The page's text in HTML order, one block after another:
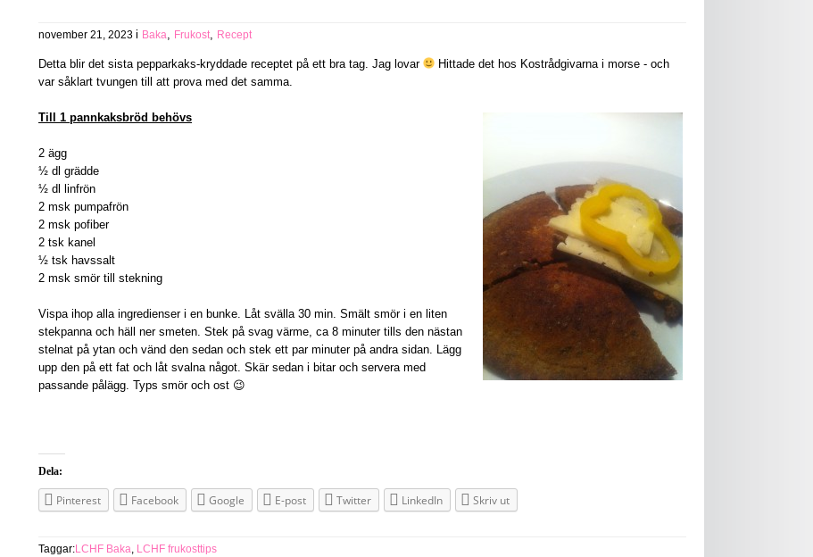
november 21, 2023 i Baka, Frukost, Recept
Detta blir det sista pepparkaks-kryddade receptet på ett bra tag. Jag lovar
Hittade det hos Kostrådgivarna i morse - och
var såklart tvungen till att prova med det samma.
Till 1 pannkaksbröd behövs
2 ägg
½ dl grädde
½ dl linfrön
2 msk pumpafrön
2 msk pofiber
2 tsk kanel
½ tsk havssalt
2 msk smör till stekning
Vispa ihop alla ingredienser i en bunke. Låt svälla 30 min. Smält smör i en liten
stekpanna och häll ner smeten. Stek på svag värme, ca 8 minuter tills den nästan
stelnat på ytan och vänd den sedan och stek ett par minuter på andra sidan. Lägg
upp den på ett fat och låt svalna något. Skär sedan i bitar och servera med
passande pålägg. Typs smör och ost 😉
Dela:
Pinterest Facebook Google E-post Twitter LinkedIn Skriv ut
Taggar:LCHF Baka, LCHF frukosttips